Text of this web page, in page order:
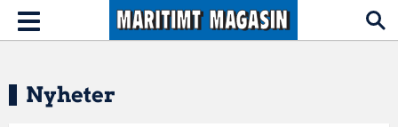
Hopp til hovedinnhold
Toggle
navigation
Nyheter